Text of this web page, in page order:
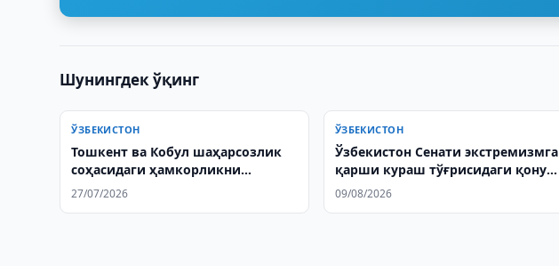
Шунингдек ўқинг
ЎЗБЕКИСТОН
Тошкент ва Кобул шаҳарсозлик
соҳасидаги ҳамкорликни
муҳокама қилишди
27/07/2026
ЎЗБЕКИСТОН
Ўзбекистон Сенати экстремизмга
қарши кураш тўғрисидаги қонун
ҳужжатларига ўзгартиришлар
09/08/2026